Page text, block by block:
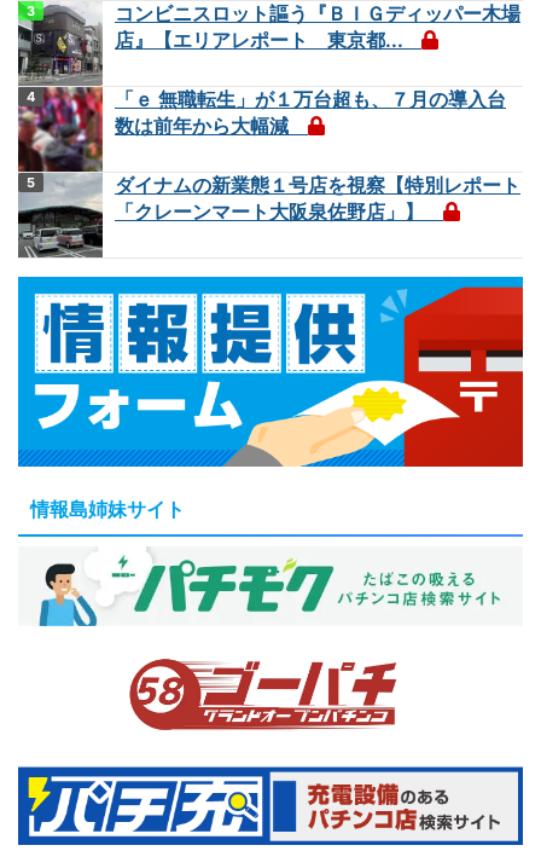
コンビニスロット謳う『ＢＩＧディッパー木場
店』【エリアレポート 東京都...
「ｅ 無職転生」が１万台超も、７月の導入台
数は前年から大幅減
ダイナムの新業態１号店を視察【特別レポート
「クレーンマート大阪泉佐野店」】
情報島姉妹サイト